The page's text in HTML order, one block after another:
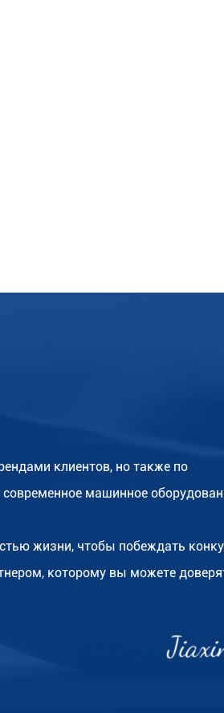
клиентов, но также по
машинное
жизни, чтобы побеждать
которому вы можете